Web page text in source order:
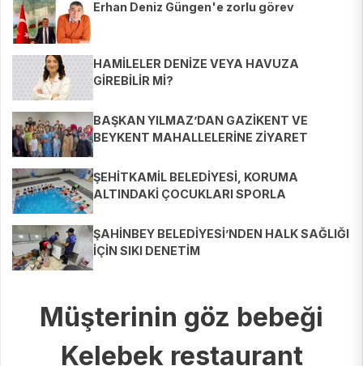
Erhan Deniz Güngen'e zorlu görev
HAMİLELER DENİZE VEYA HAVUZA
GİREBİLİR Mİ?
BAŞKAN YILMAZ’DAN GAZİKENT VE
BEYKENT MAHALLELERİNE ZİYARET
ŞEHİTKAMİL BELEDİYESİ, KORUMA
ALTINDAKİ ÇOCUKLARI SPORLA
ŞAHİNBEY BELEDİYESİ’NDEN HALK SAĞLIĞI
İÇİN SIKI DENETİM
Müşterinin göz bebeği
Kelebek restaurant